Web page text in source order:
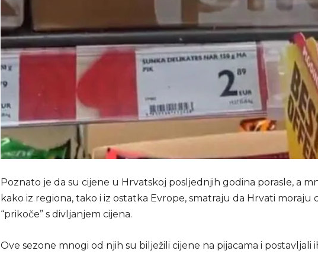
Poznato je da su cijene u Hrvatskoj posljednjih godina porasle, a
kako iz regiona, tako i iz ostatka Evrope, smatraju da Hrvati moraju
“prikoče” s divljanjem cijena.
Ove sezone mnogi od njih su bilježili cijene na pijacama i postavljali